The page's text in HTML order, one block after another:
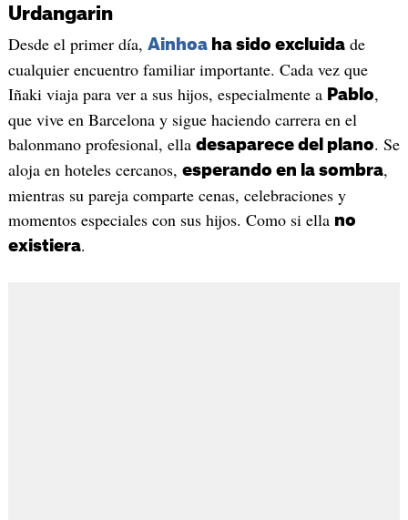
Urdangarin
Desde el primer día, Ainhoaha sido excluidade
cualquier encuentro familiar importante. Cada vez que
Iñaki viaja para ver a sus hijos, especialmente a Pablo,
que vive en Barcelona y sigue haciendo carrera en el
balonmano profesional, ella desaparece del plano. Se
aloja en hoteles cercanos, esperando en la sombra,
mientras su pareja comparte cenas, celebraciones y
momentos especiales con sus hijos. Como si ella no
existiera.